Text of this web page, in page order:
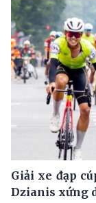
Giải xe đạp
Dzianis xứng